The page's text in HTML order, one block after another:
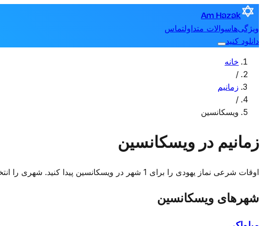
Am Hazak
ویژگی‌هاسوالات متداولتماس
دانلود کنید
خانه
/
زمانیم
/
ویسکانسین
زمانیم در ویسکانسین
اوقات شرعی نماز یهودی را برای 1 شهر در ویسکانسین پیدا کنید. شهری را انتخاب کنید تا زمانیم امروز را ببینید.
شهرهای ویسکانسین